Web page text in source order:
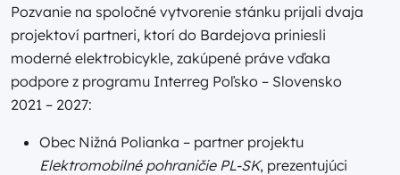
Pozvanie na spoločné vytvorenie stánku prijali dvaja
projektoví partneri, ktorí do Bardejova priniesli
moderné elektrobicykle, zakúpené práve vďaka
podpore z programu Interreg Poľsko – Slovensko
2021 – 2027:
Obec Nižná Polianka – partner projektu
Elektromobilné pohraničie PL-SK, prezentujúci